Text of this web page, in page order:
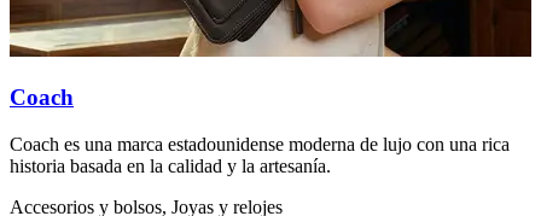
Coach
Coach es una marca estadounidense moderna de lujo con una rica
historia basada en la calidad y la artesanía.
Accesorios y bolsos, Joyas y relojes